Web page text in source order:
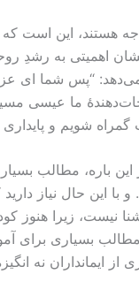
هستند، این است که
اهمیتی به رشدِ
“پس شما ای
شویم و
این باره،
این حال نیاز
نیست، زیرا
به عبرانیان ۵:‏۱۱-‏۱۴).
ایمانداران نه